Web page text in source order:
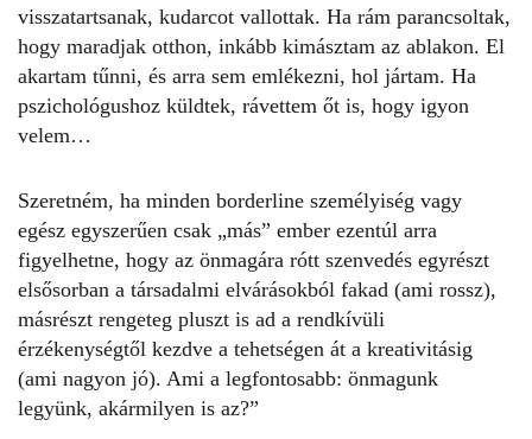
visszatartsanak, kudarcot vallottak. Ha rám parancsoltak,
hogy maradjak otthon, inkább kimásztam az ablakon. El
akartam tűnni, és arra sem emlékezni, hol jártam. Ha
pszichológushoz küldtek, rávettem őt is, hogy igyon
velem…
Szeretném, ha minden borderline személyiség vagy
egész egyszerűen csak „más” ember ezentúl arra
figyelhetne, hogy az önmagára rótt szenvedés egyrészt
elsősorban a társadalmi elvárásokból fakad (ami rossz),
másrészt rengeteg pluszt is ad a rendkívüli
érzékenységtől kezdve a tehetségen át a kreativitásig
(ami nagyon jó). Ami a legfontosabb: önmagunk
legyünk, akármilyen is az?”